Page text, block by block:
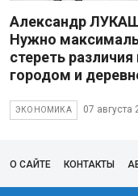
Александр
Нужно
стереть
городом и
ЭКОНОМИКА 07 августа
О САЙТЕ КОНТАКТЫ